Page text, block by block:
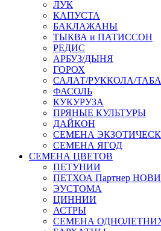
ЛУК
КАПУСТА
БАКЛАЖАНЫ
ТЫКВА и ПАТИССОН
РЕДИС
АРБУЗ/ДЫНЯ
ГОРОХ
САЛАТ/РУККОЛА/
ФАСОЛЬ
КУКУРУЗА
ПРЯНЫЕ КУЛЬТУРЫ
ДАЙКОН
СЕМЕНА
СЕМЕНА ЯГОД
СЕМЕНА ЦВЕТОВ
ПЕТУНИИ
ПЕТХОА Партнер
ЭУСТОМА
ЦИННИИ
АСТРЫ
СЕМЕНА